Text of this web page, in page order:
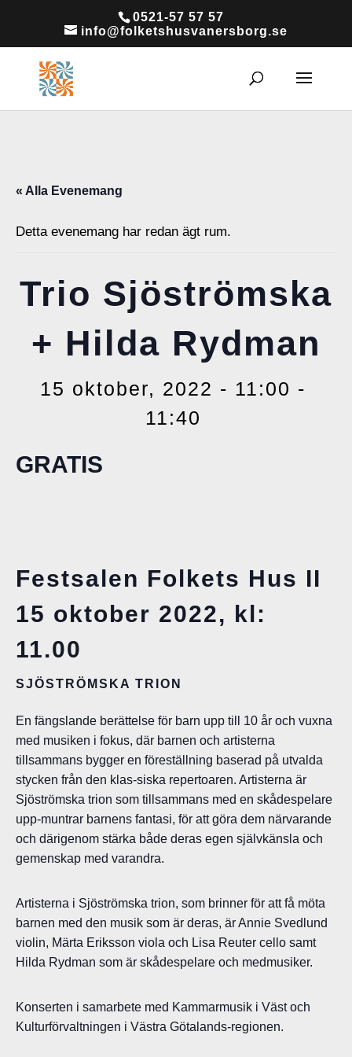
0521-57 57 57
info@folketshusvanersborg.se
« Alla Evenemang
Detta evenemang har redan ägt rum.
Trio Sjöströmska
+ Hilda Rydman
15 oktober, 2022 - 11:00 -
11:40
GRATIS
Festsalen Folkets Hus II
15 oktober 2022, kl:
11.00
SJÖSTRÖMSKA TRION
En fängslande berättelse för barn upp till 10 år och vuxna
med musiken i fokus, där barnen och artisterna
tillsammans bygger en föreställning baserad på utvalda
stycken från den klas-siska repertoaren. Artisterna är
Sjöströmska trion som tillsammans med en skådespelare
upp-muntrar barnens fantasi, för att göra dem närvarande
och därigenom stärka både deras egen självkänsla och
gemenskap med varandra.
Artisterna i Sjöströmska trion, som brinner för att få möta
barnen med den musik som är deras, är Annie Svedlund
violin, Märta Eriksson viola och Lisa Reuter cello samt
Hilda Rydman som är skådespelare och medmusiker.
Konserten i samarbete med Kammarmusik i Väst och
Kulturförvaltningen i Västra Götalands-regionen.